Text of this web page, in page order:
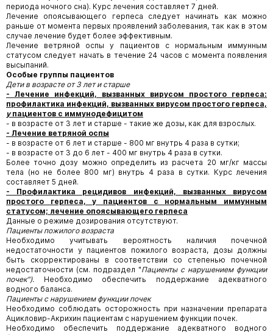
периода ночного сна). Курс лечения составляет 7 дней.
Лечение опоясывающего герпеса следует начинать как можно
раньше от момента первых проявлений заболевания, так как в этом
случае лечение будет более эффективным.
Лечение ветряной оспы у пациентов с нормальным иммунным
статусом следует начать в течение 24 часов с момента появления
высыпаний.
Особые группы пациентов
Дети в возрасте от 3 лет и старше
- Лечение инфекций, вызванных вирусом простого герпеса:
профилактика инфекций, вызванных вирусом простого герпеса,
упациентов с иммунодефицитом
- в возрасте от 3 лет и старше - такие же дозы, как для взрослых.
- Лечение ветряной оспы
- в возрасте от 6 лет и старше - 800 мг внутрь 4 раза в сутки;
- в возрасте от 3 до 6 лет - 400 мг внутрь 4 раза в сутки.
Более точно дозу можно определить из расчета 20 мг/кг массы
тела (но не более 800 мг) внутрь 4 раза в сутки. Курс лечения
составляет 5 дней.
- Профилактика рецидивов инфекций, вызванных вирусом
простого герпеса, у пациентов с нормальным иммунным
статусом; лечение опоясывающего герпеса
Данные о режиме дозирования отсутствуют.
Пациенты пожилого возраста
Необходимо учитывать вероятность наличия почечной
недостаточности у пациентов пожилого возраста, дозы должны
быть скорректированы в соответствии со степенью почечной
недостаточности (см. подраздел "Пациенты с нарушением функции
почек"). Необходимо обеспечить поддержание адекватного
водного баланса.
Пациенты с нарушением функции почек
Необходимо соблюдать осторожность при назначении препарата
Ацикловир-Акрихин пациентам с нарушением функции почек.
Необходимо обеспечить поддержание адекватного водного